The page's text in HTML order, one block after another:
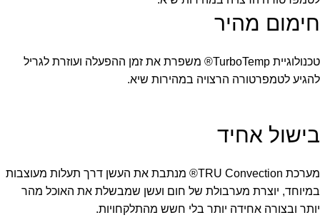
חימום מהיר
טכנולוגיית TurboTemp® משפרת את זמן ההפעלה ועוזרת לגריל
להגיע לטמפרטורה הרצויה במהירות שיא.
בישול אחיד
מערכת TRU Convection® מנתבת את העשן דרך תעלות מעוצבות
במיוחד, יוצרת מערבולת של חום ועשן שמבשלת את האוכל מהר
יותר ובצורה אחידה יותר בלי חשש מהתלקחויות.